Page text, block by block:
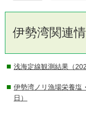
伊勢湾関連
浅海定線観測結果（
伊勢湾ノリ漁場栄養塩
日）